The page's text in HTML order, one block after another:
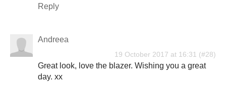
Reply
Andreea
19 October 2017 at 16:31
Great look, love the blazer. Wishing you a great
day. xx